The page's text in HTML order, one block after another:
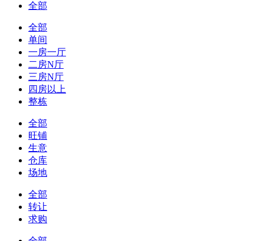
全部
全部
单间
一房一厅
二房N厅
三房N厅
四房以上
整栋
全部
旺铺
生意
仓库
场地
全部
转让
求购